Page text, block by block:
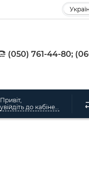
(050) 761-44-80;
Привіт,